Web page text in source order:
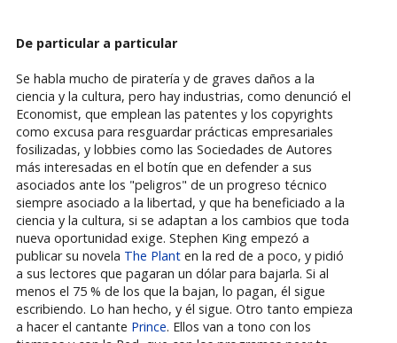
De particular a particular
Se habla mucho de piratería y de graves daños a la
ciencia y la cultura, pero hay industrias, como denunció el
Economist, que emplean las patentes y los copyrights
como excusa para resguardar prácticas empresariales
fosilizadas, y lobbies como las Sociedades de Autores
más interesadas en el botín que en defender a sus
asociados ante los "peligros" de un progreso técnico
siempre asociado a la libertad, y que ha beneficiado a la
ciencia y la cultura, si se adaptan a los cambios que toda
nueva oportunidad exige. Stephen King empezó a
publicar su novela The Planten la red de a poco, y pidió
a sus lectores que pagaran un dólar para bajarla. Si al
menos el 75 % de los que la bajan, lo pagan, él sigue
escribiendo. Lo han hecho, y él sigue. Otro tanto empieza
a hacer el cantante Prince. Ellos van a tono con los